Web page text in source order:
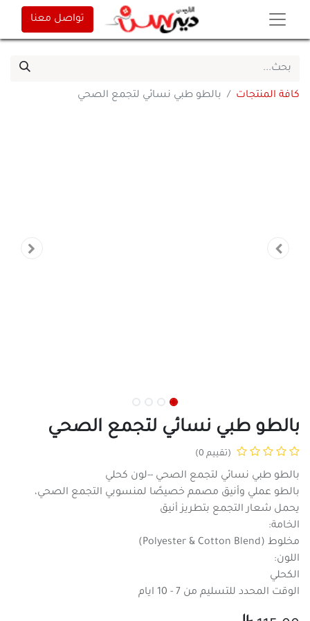
تواصل معنا
كافة المنتجات بالطو طبي نسائي لتجمع الصحي
بالطو طبي نسائي لتجمع الصحي
(تقييم 0)
بالطو طبي نسائي لتجمع الصحي --لون كحلي
بالطو عملي وأنيق مصمم خصيصًا لمنسوبي التجمع الصحي،
يحمل شعار التجمع بتطريز أنيق
الخامة:
مخلوط (Polyester & Cotton Blend)
اللون:
الكحلي
الوقت المحدد للتسليم من 7 - 10 ايام